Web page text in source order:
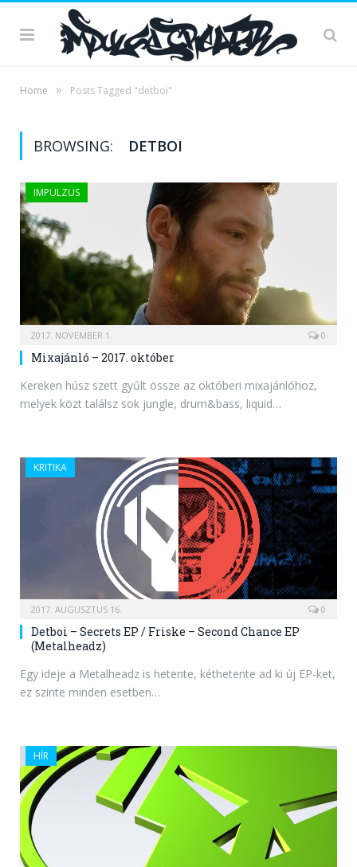
Home » Posts Tagged "detboi"
BROWSING: DETBOI
IMPULZUS
2017. NOVEMBER 1. 0
Mixajánló – 2017. október
Kereken húsz szett gyűlt össze az októberi mixajánlóhoz,
melyek közt találsz sok jungle, drum&bass, liquid…
KRITIKA
2017. AUGUSZTUS 16. 0
Detboi – Secrets EP / Friske – Second Chance EP
(Metalheadz)
Egy ideje a Metalheadz is hetente, kéthetente ad ki új EP-ket,
ez szinte minden esetben…
HÍR